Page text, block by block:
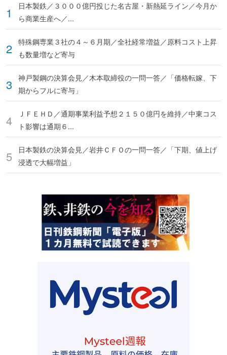
日本製鉄／３０００億円投じた名古屋・新熱延ライン／今月か
ら商業生産へ／...
特殊鋼専業３社の４～６月期／全社経常増益／原料コスト上昇
も数量増など寄与
神戸製鋼の決算会見／木本取締役の一問一答／「価格転嫁、下
期からフルに寄与」
ＪＦＥＨＤ／通期事業利益予想２１５０億円を維持／中東コス
ト影響は通期６...
日本製鉄の決算会見／岩井ＣＦＯの一問一答／「下期、値上げ
浸透で大幅増益」